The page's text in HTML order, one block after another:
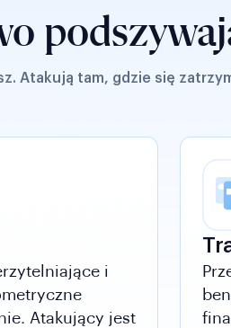
Atakują tam, gdzie się
i
Atakujący jest